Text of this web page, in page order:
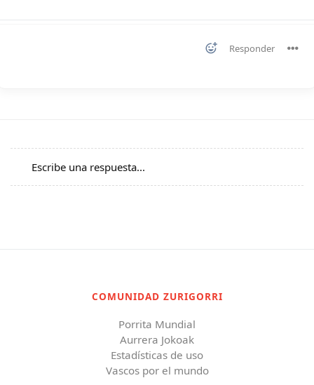
Responder
Escribe una respuesta...
COMUNIDAD ZURIGORRI
Porrita Mundial
Aurrera Jokoak
Estadísticas de uso
Vascos por el mundo